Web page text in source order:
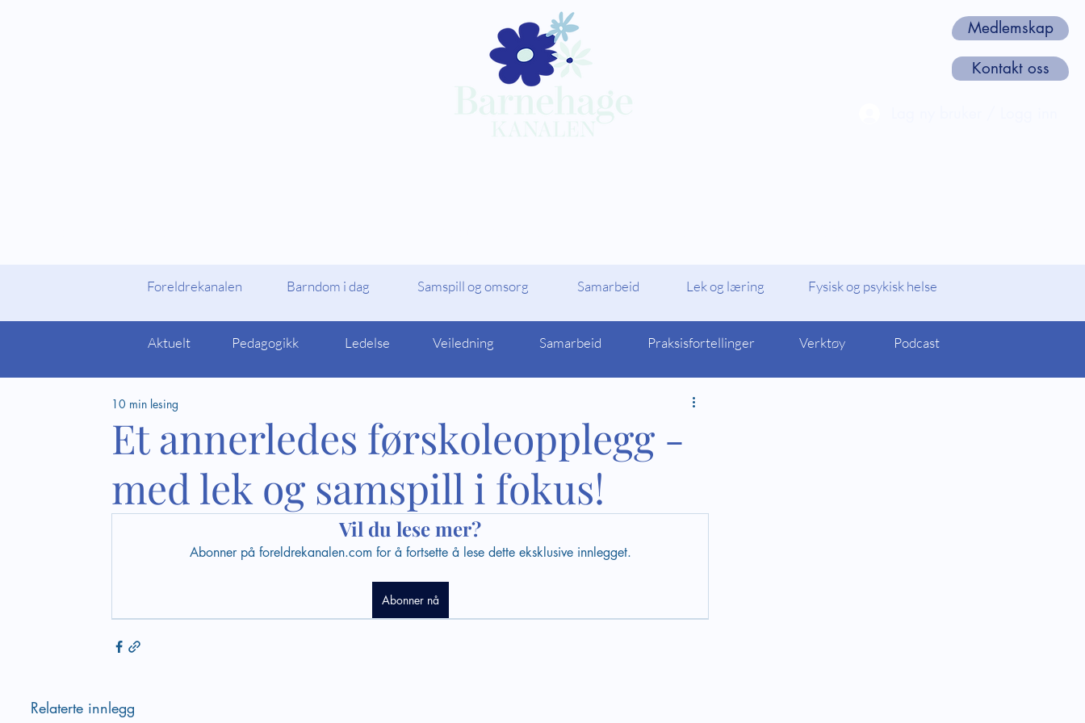
Kontakt oss
Medlemskap
Foreldrekanalen Barndom i dag Samspill og omsorg Samarbeid Lek og læring Fysisk og psykisk helse
Aktuelt Pedagogikk Ledelse Veiledning Samarbeid Praksisfortellinger Verktøy Podcast
Et annerledes førskoleopplegg -
med lek og samspill i fokus!
10 min lesing
Vil du lese mer?
Abonner på foreldrekanalen.com for å fortsette å lese dette eksklusive innlegget.
Abonner nå
Relaterte innlegg